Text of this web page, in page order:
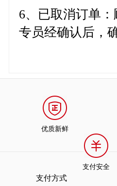
6、已取消订单
专员经确认后，
优质新鲜
支付安全
支付方式